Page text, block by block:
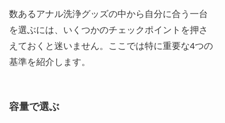
数あるアナル洗浄グッズの中から自分に合う一台
を選ぶには、いくつかのチェックポイントを押さ
えておくと迷いません。ここでは特に重要な4つの
基準を紹介します。
容量で選ぶ